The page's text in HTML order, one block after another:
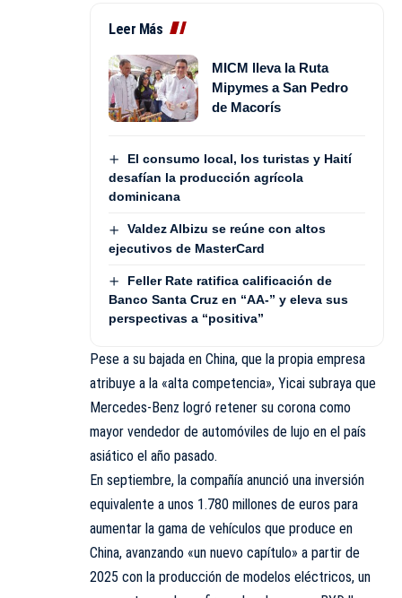
Leer Más
MICM lleva la Ruta
Mipymes a San Pedro
de Macorís
El consumo local, los turistas y Haití
desafían la producción agrícola
dominicana
Valdez Albizu se reúne con altos
ejecutivos de MasterCard
Feller Rate ratifica calificación de
Banco Santa Cruz en “AA-” y eleva sus
perspectivas a “positiva”
Pese a su bajada en China, que la propia empresa
atribuye a la «alta competencia», Yicai subraya que
Mercedes-Benz logró retener su corona como
mayor vendedor de automóviles de lujo en el país
asiático el año pasado.
En septiembre, la compañía anunció una inversión
equivalente a unos 1.780 millones de euros para
aumentar la gama de vehículos que produce en
China, avanzando «un nuevo capítulo» a partir de
2025 con la producción de modelos eléctricos, un